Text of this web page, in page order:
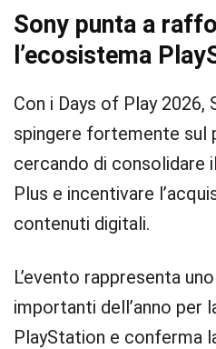
Sony punta a
l’ecosistema
Con i Days of Play 2026,
spingere fortemente sul
cercando di consolidare
Plus e incentivare
contenuti digitali.
L’evento rappresenta
importanti dell’anno per
PlayStation e conferma